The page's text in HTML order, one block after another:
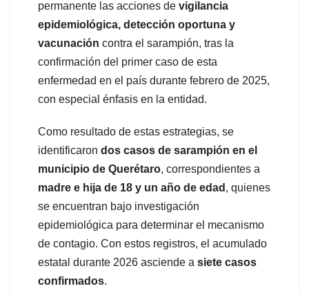
permanente las acciones de vigilancia
epidemiológica, detección oportuna y
vacunación contra el sarampión, tras la
confirmación del primer caso de esta
enfermedad en el país durante febrero de 2025,
con especial énfasis en la entidad.
Como resultado de estas estrategias, se
identificaron dos casos de sarampión en el
municipio de Querétaro, correspondientes a
madre e hija de 18 y un año de edad , quienes
se encuentran bajo investigación
epidemiológica para determinar el mecanismo
de contagio. Con estos registros, el acumulado
estatal durante 2026 asciende a siete casos
confirmados.